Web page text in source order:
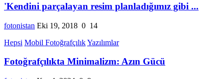
'Kendini parçalayan resim planladığımız gibi ...
fotonistan Eki 19, 2018 0 14
Hepsi Mobil FotoğrafçılıkYazılımlar
Fotoğrafçılıkta Minimalizm: Azın Gücü